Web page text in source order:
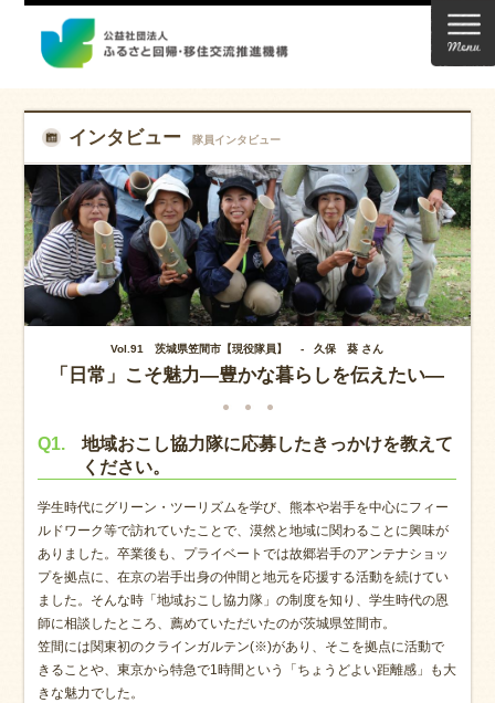
インタビュー 隊員インタビュー
Vol.91 茨城県笠間市【現役隊員】 -久保 葵 さん
「日常」こそ魅力―豊かな暮らしを伝えたい―
Q1.
地域おこし協力隊に応募したきっかけを教えて
ください。
学生時代にグリーン・ツーリズムを学び、熊本や岩手を中心にフィー
ルドワーク等で訪れていたことで、漠然と地域に関わることに興味が
ありました。卒業後も、プライベートでは故郷岩手のアンテナショッ
プを拠点に、在京の岩手出身の仲間と地元を応援する活動を続けてい
ました。そんな時「地域おこし協力隊」の制度を知り、学生時代の恩
師に相談したところ、薦めていただいたのが茨城県笠間市。
笠間には関東初のクラインガルテン(※)があり、そこを拠点に活動で
きることや、東京から特急で1時間という「ちょうどよい距離感」も大
きな魅力でした。